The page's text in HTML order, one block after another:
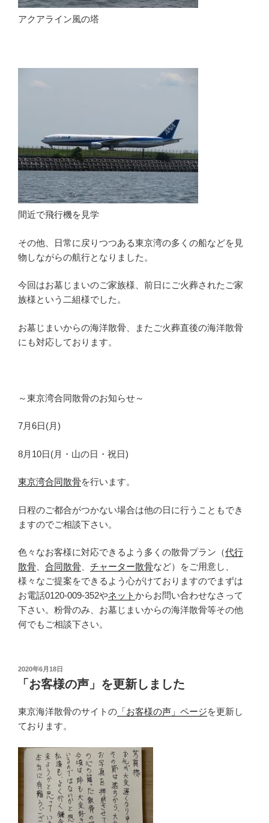
アクアライン風の塔
間近で飛行機を見学
その他、日常に戻りつつある東京湾の多くの船などを見
物しながらの航行となりました。
今回はお墓じまいのご家族様、前日にご火葬されたご家
族様という二組様でした。
お墓じまいからの海洋散骨、またご火葬直後の海洋散骨
にも対応しております。
～東京湾合同散骨のお知らせ～
7月6日(月)
8月10日(月・山の日・祝日)
東京湾合同散骨を行います。
日程のご都合がつかない場合は他の日に行うこともでき
ますのでご相談下さい。
色々なお客様に対応できるよう多くの散骨プラン（代行
散骨
合同散骨 チャーター散骨など）をご用意し、
様々なご提案をできるよう心がけておりますのでまずは
お電話0120-009-352やネットからお問い合わせなさって
下さい。粉骨のみ、お墓じまいからの海洋散骨等その他
何でもご相談下さい。
投
2020年6月18日
「お客様の声」を更新しました
東京海洋散骨のサイトの 「お客様の声」ページを更新し
ております。